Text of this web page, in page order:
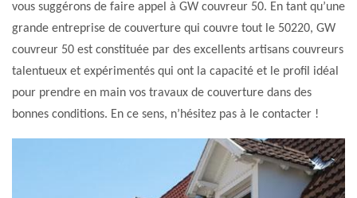
vous suggérons de faire appel à GW couvreur 50. En tant qu’une
grande entreprise de couverture qui couvre tout le 50220, GW
couvreur 50 est constituée par des excellents artisans couvreurs
talentueux et expérimentés qui ont la capacité et le profil idéal
pour prendre en main vos travaux de couverture dans des
bonnes conditions. En ce sens, n’hésitez pas à le contacter !